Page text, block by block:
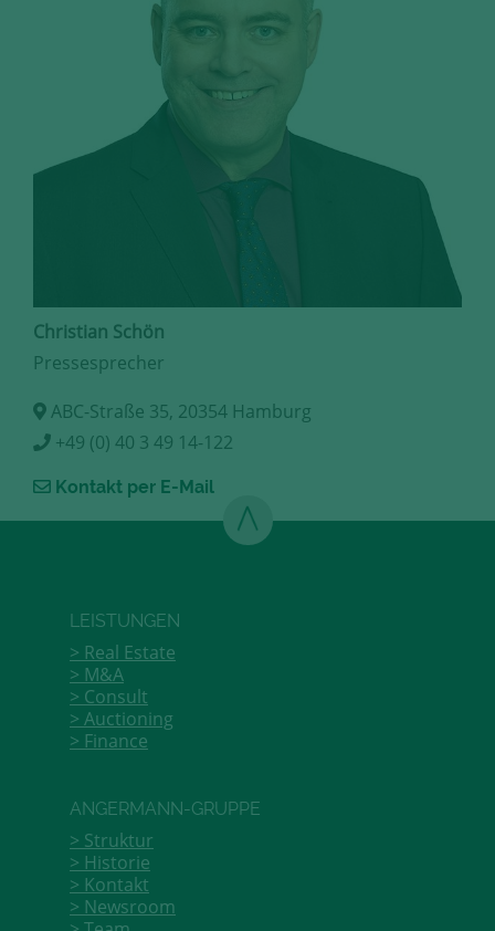
Christian Schön
Pressesprecher
ABC-Straße 35, 20354 Hamburg
+49 (0) 40 3 49 14-122
Kontakt per E-Mail
LEISTUNGEN
Real Estate
M&A
Consult
Auctioning
Finance
ANGERMANN-GRUPPE
Struktur
Historie
Kontakt
Newsroom